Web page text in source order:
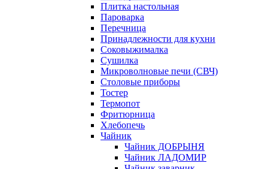
Плитка настольная
Пароварка
Перечница
Принадлежности для кухни
Соковыжималка
Сушилка
Микроволновые печи (СВЧ)
Столовые приборы
Тостер
Термопот
Фритюрница
Хлебопечь
Чайник
Чайник ДОБРЫНЯ
Чайник ЛАДОМИР